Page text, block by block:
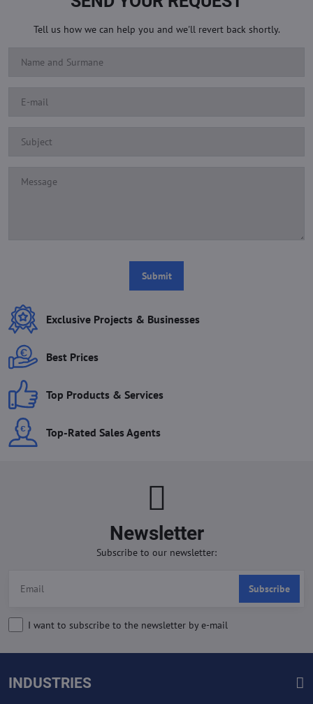
Tell us how we can help you and we'll revert back shortly.
Submit
Exclusive Projects & Businesses
Best Prices
Top Products & Services
Top-Rated Sales Agents
Newsletter
Subscribe to our newsletter:
Subscribe
I want to subscribe to the newsletter by e-mail
INDUSTRIES